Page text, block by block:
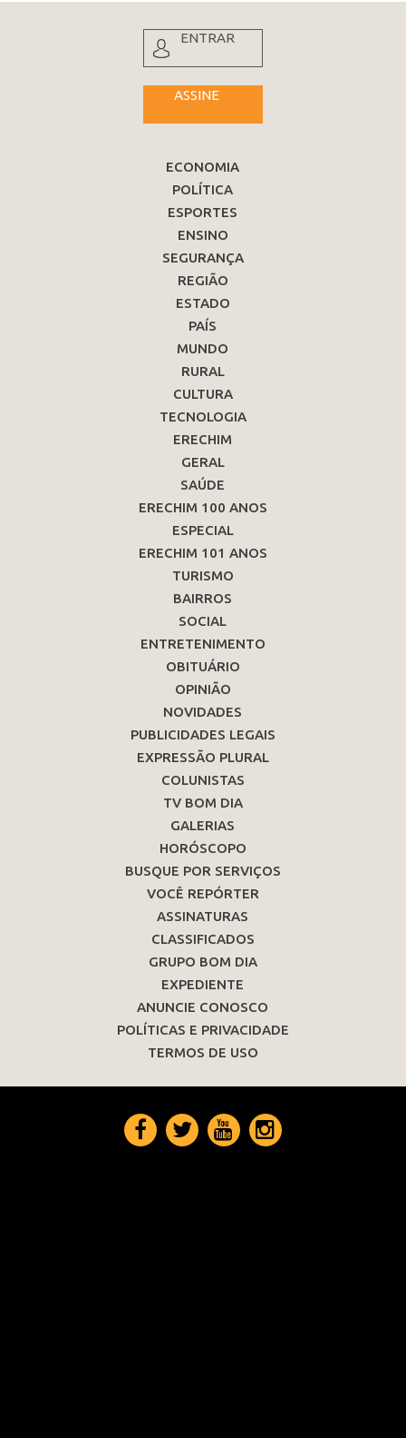
ENTRAR
ASSINE
ECONOMIA
POLÍTICA
ESPORTES
ENSINO
SEGURANÇA
REGIÃO
ESTADO
PAÍS
MUNDO
RURAL
CULTURA
TECNOLOGIA
ERECHIM
GERAL
SAÚDE
ERECHIM 100 ANOS
ESPECIAL
ERECHIM 101 ANOS
TURISMO
BAIRROS
SOCIAL
ENTRETENIMENTO
OBITUÁRIO
OPINIÃO
NOVIDADES
PUBLICIDADES LEGAIS
EXPRESSÃO PLURAL
COLUNISTAS
TV BOM DIA
GALERIAS
HORÓSCOPO
BUSQUE POR SERVIÇOS
VOCÊ REPÓRTER
ASSINATURAS
CLASSIFICADOS
GRUPO BOM DIA
EXPEDIENTE
ANUNCIE CONOSCO
POLÍTICAS E PRIVACIDADE
TERMOS DE USO